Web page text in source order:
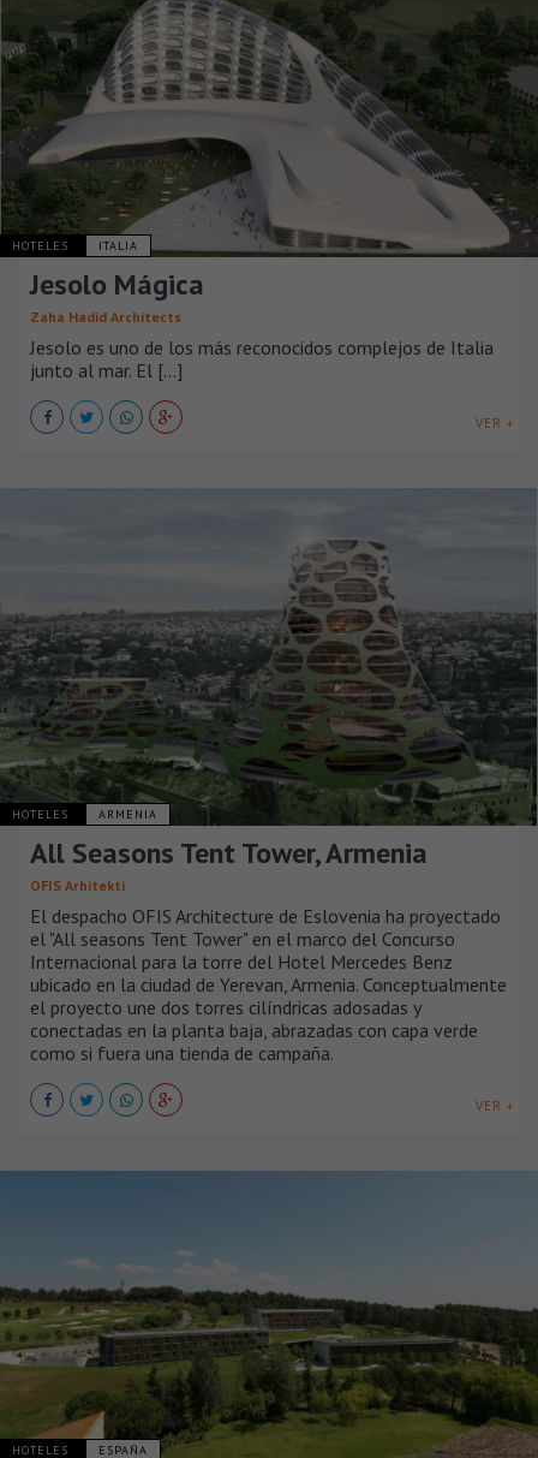
HOTELES ITALIA
Jesolo Mágica
Zaha Hadid Architects
Jesolo es uno de los más reconocidos complejos de Italia
junto al mar. El [...]
VER +
HOTELES ARMENIA
All Seasons Tent Tower, Armenia
OFIS Arhitekti
El despacho OFIS Architecture de Eslovenia ha proyectado
el "All seasons Tent Tower" en el marco del Concurso
Internacional para la torre del Hotel Mercedes Benz
ubicado en la ciudad de Yerevan, Armenia. Conceptualmente
el proyecto une dos torres cilíndricas adosadas y
conectadas en la planta baja, abrazadas con capa verde
como si fuera una tienda de campaña.
VER +
HOTELES ESPAÑA